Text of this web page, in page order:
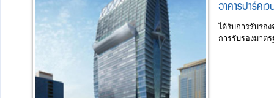
อาคารปาร์คเ
ได้รับการรับรอ
การรับรองมาต